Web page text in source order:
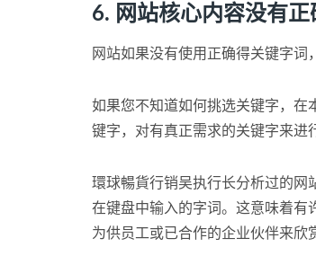
6. 网站核心内容没有正
网站如果没有使用正确得关键字词
如果您不知道如何挑选关键字，在
键字，对有真正需求的关键字来进
環球暢貨行销吴执行长分析过的网
在键盘中输入的字词。这意味着有
为供员工或已合作的企业伙伴来欣